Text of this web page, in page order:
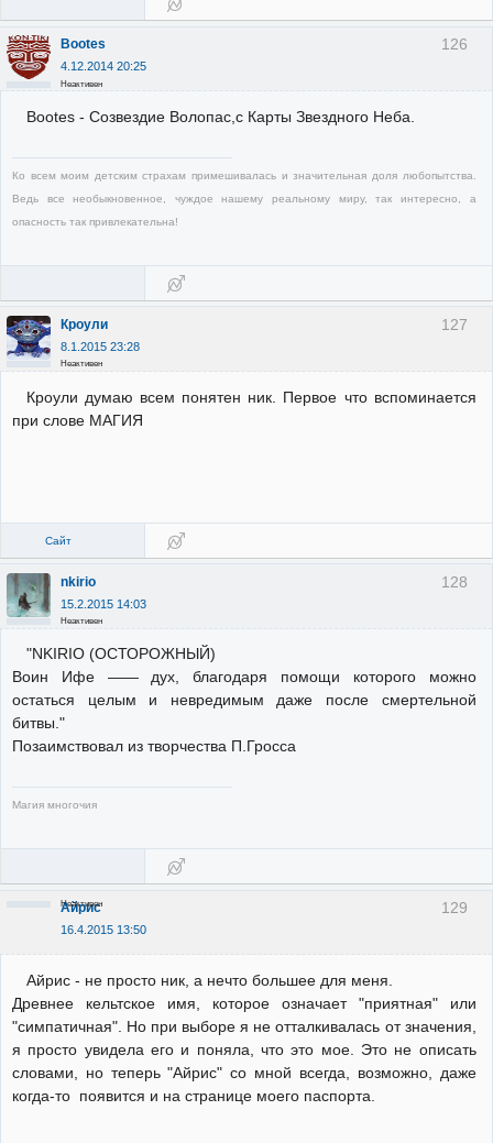
126
Bootes
4.12.2014 20:25
Неактивен
Bootes - Созвездие Волопас,с Карты Звездного Неба.
Ко всем моим детским страхам примешивалась и значительная доля любопытства.
Ведь все необыкновенное, чуждое нашему реальному миру, так интересно, а
опасность так привлекательна!
127
Кроули
8.1.2015 23:28
Неактивен
Кроули думаю всем понятен ник. Первое что вспоминается
при слове МАГИЯ
Сайт
128
nkirio
15.2.2015 14:03
Неактивен
"NKIRIO (ОСТОРОЖНЫЙ)
Воин Ифе —— дух, благодаря помощи которого можно
остаться целым и невредимым даже после смертельной
битвы."
Позаимствовал из творчества П.Гросса
Магия многочия
129
Айрис
16.4.2015 13:50
Неактивен
Айрис - не просто ник, а нечто большее для меня.
Древнее кельтское имя, которое означает "приятная" или
"симпатичная". Но при выборе я не отталкивалась от значения,
я просто увидела его и поняла, что это мое. Это не описать
словами, но теперь "Айрис" со мной всегда, возможно, даже
когда-то появится и на странице моего паспорта.